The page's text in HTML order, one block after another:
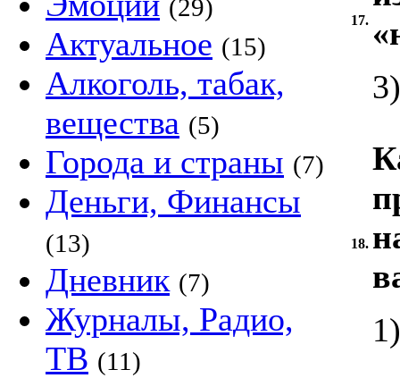
(29)
Актуальное (15)
Алкоголь, табак,
вещества (5)
Города и страны (7)
Деньги, Финансы
(13)
Дневник (7)
Журналы, Радио,
ТВ (11)
17.
18.